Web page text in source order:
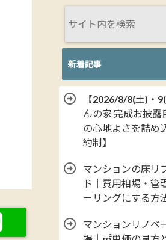
新着記事
【2026/8/8(土)・
んの家 完成お披露
の心地よさを詰め
約制】
マンションの床リ
ド｜費用相場・管
ーリングにする方
マンションリノベ